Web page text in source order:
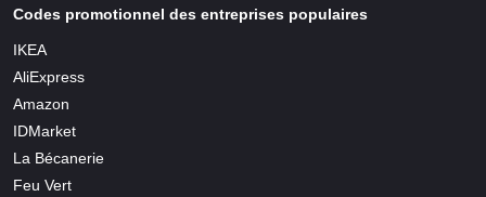
Codes promotionnel des entreprises populaires
IKEA
AliExpress
Amazon
IDMarket
La Bécanerie
Feu Vert